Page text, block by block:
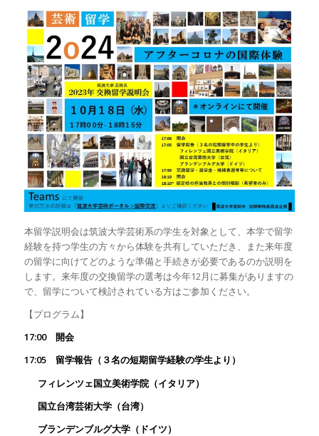
本留学説明会は筑波大学芸術系の学生を対象として、本学で留学
経験を持つ学生の方々から体験を共有していただき、また来年度
の留学に向けてどのような準備と手続きが必要であるのか説明を
します。来年度の交換留学の選考は今年12月に募集がありますの
で、留学について検討されている方はご参加ください。
【プログラム】
17:00
開会
17:05
留学報告（３名の短期留学経験の学生より）
フィレンツェ国立美術学院（イタリア）
国立台湾芸術大学（台湾）
ブランデンブルグ大学（ ドイツ）